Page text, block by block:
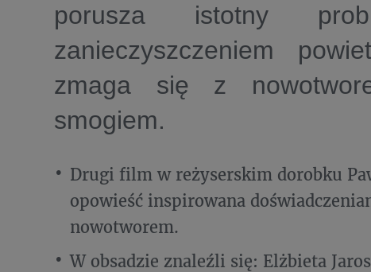
porusza istotny
zanieczyszczeniem
zmaga się z
smogiem.
Drugi film w reżyserskim dorobku
opowieść inspirowana
nowotworem.
W obsadzie znaleźli się: Elżbieta